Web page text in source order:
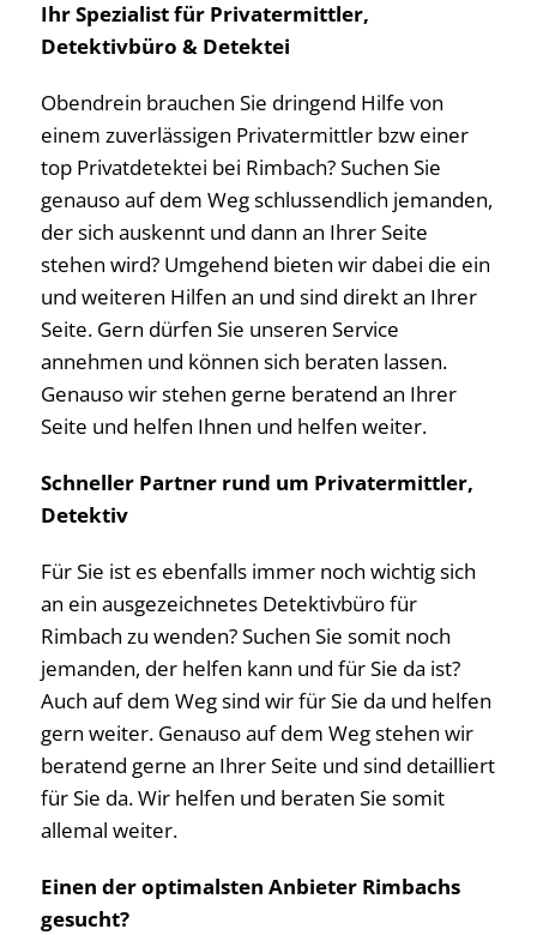
Ihr Spezialist für Privatermittler,
Detektivbüro & Detektei
Obendrein brauchen Sie dringend Hilfe von
einem zuverlässigen Privatermittler bzw einer
top Privatdetektei bei Rimbach? Suchen Sie
genauso auf dem Weg schlussendlich jemanden,
der sich auskennt und dann an Ihrer Seite
stehen wird? Umgehend bieten wir dabei die ein
und weiteren Hilfen an und sind direkt an Ihrer
Seite. Gern dürfen Sie unseren Service
annehmen und können sich beraten lassen.
Genauso wir stehen gerne beratend an Ihrer
Seite und helfen Ihnen und helfen weiter.
Schneller Partner rund um Privatermittler,
Detektiv
Für Sie ist es ebenfalls immer noch wichtig sich
an ein ausgezeichnetes Detektivbüro für
Rimbach zu wenden? Suchen Sie somit noch
jemanden, der helfen kann und für Sie da ist?
Auch auf dem Weg sind wir für Sie da und helfen
gern weiter. Genauso auf dem Weg stehen wir
beratend gerne an Ihrer Seite und sind detailliert
für Sie da. Wir helfen und beraten Sie somit
allemal weiter.
Einen der optimalsten Anbieter Rimbachs
gesucht?